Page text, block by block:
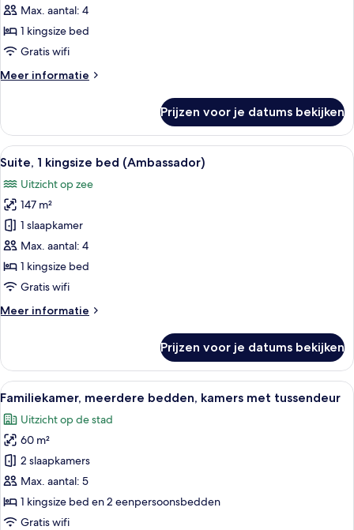
1
kingsize
bed
Max. aantal: 4
1 kingsize bed
Gratis wifi
Meer informatie
Meer
suite,
kingsize
Prijzen voor je datums bekijken
Alle
foto's
voor
Suite,
kingsize
bed
(Ambassador)
Een moderne hotelkamer met een
18
Suite, 1 kingsize bed (Ambassador)
Uitzicht op zee
147 m²
1 slaapkamer
Max. aantal: 4
1 kingsize bed
Gratis wifi
Meer informatie
Meer
1
kingsize
bed
Prijzen voor je datums bekijken
Alle
foto's
voor
Familiekamer,
meerdere
bedden,
kamers
met
Een moderne hotelkamer met een
10
Familiekamer, meerdere bedden, kamers met tussendeur
Uitzicht op de stad
60 m²
2 slaapkamers
Max. aantal: 5
1 kingsize bed en 2 eenpersoonsbedden
Gratis wifi